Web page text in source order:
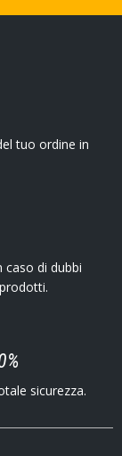
tuo ordine in
di dubbi
sicurezza.